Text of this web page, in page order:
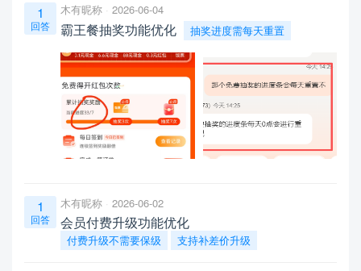
1
回答
木有昵称 2026-06-04
霸王餐抽奖功能优化 抽奖进度需每天重置
1
回答
木有昵称 2026-06-02
会员付费升级功能优化
付费升级不需要保级 支持补差价升级